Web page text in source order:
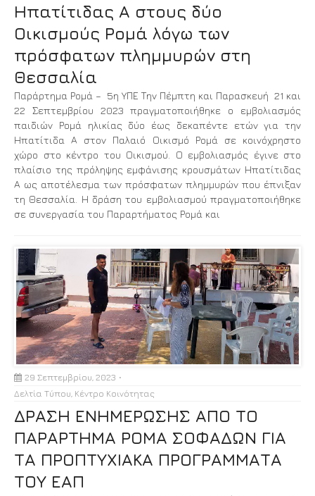
Ηπατίτιδας Α στους δύο
Οικισμούς Ρομά λόγω των
πρόσφατων πλημμυρών στη
Θεσσαλία
Παράρτημα Ρομά – 5η ΥΠΕ Την Πέμπτη και Παρασκευή 21 και
22 Σεπτεμβρίου 2023 πραγματοποιήθηκε ο εμβολιασμός
παιδιών Ρομά ηλικίας δύο έως δεκαπέντε ετών για την
Ηπατίτιδα Α στον Παλαιό Οικισμό Ρομά σε κοινόχρηστο
χώρο στο κέντρο του Οικισμού. Ο εμβολιασμός έγινε στο
πλαίσιο της πρόληψης εμφάνισης κρουσμάτων Ηπατίτιδας
Α ως αποτέλεσμα των πρόσφατων πλημμυρών που έπνιξαν
τη Θεσσαλία. Η δράση του εμβολιασμού πραγματοποιήθηκε
σε συνεργασία του Παραρτήματος Ρομά και
29 Σεπτεμβρίου, 2023
Δελτία Τύπου Κέντρο Κοινότητας
ΔΡΑΣΗ ΕΝΗΜΕΡΩΣΗΣ ΑΠΟ ΤΟ
ΠΑΡΑΡΤΗΜΑ ΡΟΜΑ ΣΟΦΑΔΩΝ ΓΙΑ
ΤΑ ΠΡΟΠΤΥΧΙΑΚΑ ΠΡΟΓΡΑΜΜΑΤΑ
ΤΟΥ ΕΑΠ